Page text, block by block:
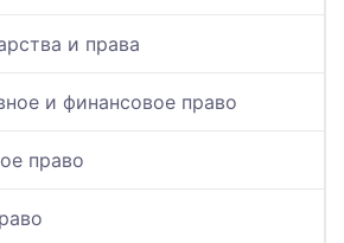
и права
и финансовое право
право